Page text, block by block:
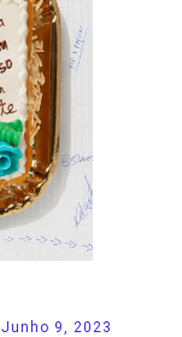
Junho 9, 2023